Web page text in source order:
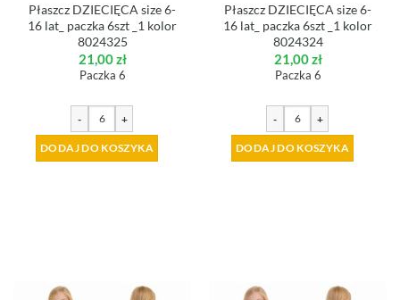
Płaszcz DZIECIĘCA size 6-
16 lat_ paczka 6szt _1 kolor
8024325
21,00zł
Paczka 6
- +
DODAJ DO KOSZYKA
Płaszcz DZIECIĘCA size 6-
16 lat_ paczka 6szt _1 kolor
8024324
21,00zł
Paczka 6
- +
DODAJ DO KOSZYKA